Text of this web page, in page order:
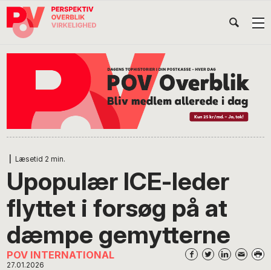
Gå
direkte
Skip
indhold
Gå
direkte
Læsetid 2 min.
Upopulær ICE-leder
flyttet i forsøg på at
dæmpe gemytterne
POV INTERNATIONAL
27.01.2026